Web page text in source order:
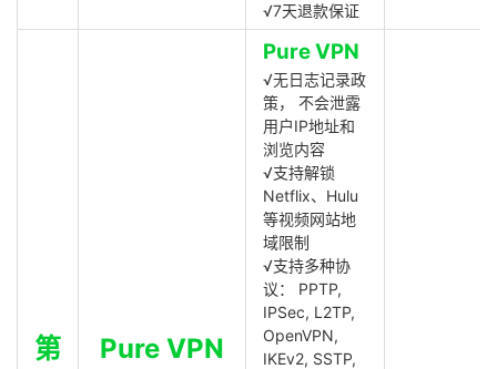
√7天退款保证
第
Pure VPN
Pure VPN
√无日志记录政
策， 不会泄露
用户IP地址和
浏览内容
√支持解锁
Netflix、Hulu
等视频网站地
域限制
√支持多种协
议： PPTP,
IPSec, L2TP,
OpenVPN,
IKEv2, SSTP,